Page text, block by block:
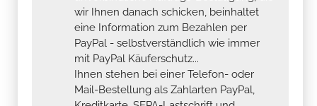
wir Ihnen danach schicken, beinhaltet
eine Information zum Bezahlen per
PayPal - selbstverständlich wie immer
mit PayPal Käuferschutz...
Ihnen stehen bei einer Telefon- oder
Mail-Bestellung als Zahlarten PayPal,